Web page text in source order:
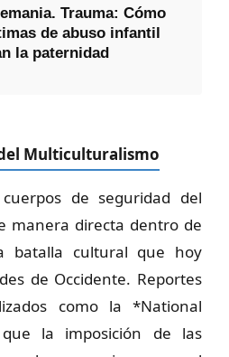
Trauma: Cómo
de abuso infantil
la paternidad
Multiculturalismo
de seguridad del
manera directa dentro de
batalla cultural que hoy
de Occidente. Reportes
como la *National
la imposición de las